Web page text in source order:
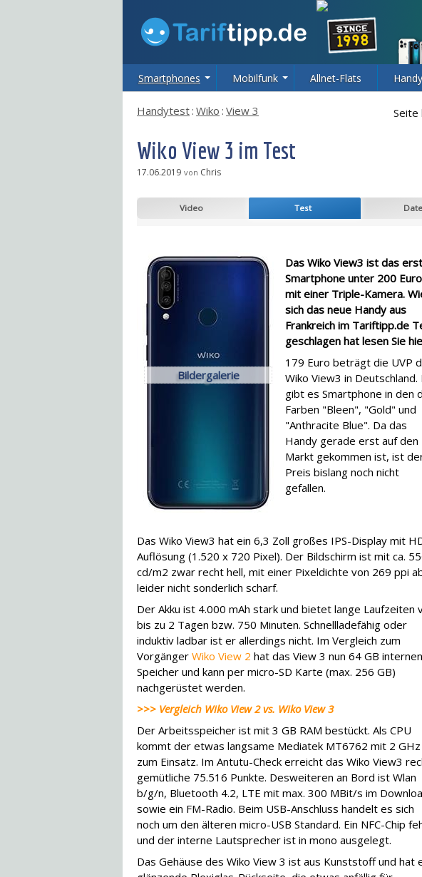
Smartphones Mobilfunk Allnet-Flats
Seite
Handytest : Wiko : View 3
Wiko View 3 im Test
17.06.2019 von Chris
Video Test
Bildergalerie
Das Wiko View3 ist das
Smartphone unter 200 Euro
mit einer Triple-Kamera.
sich das neue Handy aus
Frankreich im Tariftipp.de
geschlagen hat lesen Sie
179 Euro beträgt die UVP
Wiko View3 in Deutschland.
gibt es Smartphone in den
Farben "Bleen", "Gold" und
"Anthracite Blue". Da das
Handy gerade erst auf den
Markt gekommen ist, ist
Preis bislang noch nicht
gefallen.
Das Wiko View3 hat ein 6,3 Zoll großes IPS-Display mit
Auflösung (1.520 x 720 Pixel). Der Bildschirm ist mit ca.
cd/m2 zwar recht hell, mit einer Pixeldichte von 269 ppi
leider nicht sonderlich scharf.
Der Akku ist 4.000 mAh stark und bietet lange Laufzeiten
bis zu 2 Tagen bzw. 750 Minuten. Schnellladefähig oder
induktiv ladbar ist er allerdings nicht. Im Vergleich zum
Vorgänger Wiko View 2 hat das View 3 nun 64 GB internen
Speicher und kann per micro-SD Karte (max. 256 GB)
nachgerüstet werden.
>>> Vergleich Wiko View 2 vs. Wiko View 3
Der Arbeitsspeicher ist mit 3 GB RAM bestückt. Als CPU
kommt der etwas langsame Mediatek MT6762 mit 2 GHz
zum Einsatz. Im Antutu-Check erreicht das Wiko View3
gemütliche 75.516 Punkte. Desweiteren an Bord ist Wlan
b/g/n, Bluetooth 4.2, LTE mit max. 300 MBit/s im
sowie ein FM-Radio. Beim USB-Anschluss handelt es sich
noch um den älteren micro-USB Standard. Ein NFC-Chip
und der interne Lautsprecher ist in mono ausgelegt.
Das Gehäuse des Wiko View 3 ist aus Kunststoff und hat